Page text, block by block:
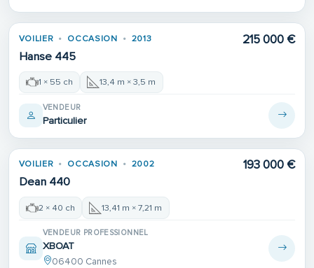
VOILIER OCCASION 2013
Hanse 445
215 000 €
1 × 55 ch 13,4 m × 3,5 m
VENDEUR
Particulier
VOILIER OCCASION 2002
Dean 440
193 000 €
2 × 40 ch 13,41 m × 7,21 m
VENDEUR PROFESSIONNEL
XBOAT
06400 Cannes